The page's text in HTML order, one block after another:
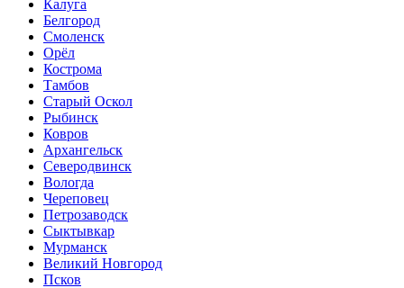
Калуга
Белгород
Смоленск
Орёл
Кострома
Тамбов
Старый Оскол
Рыбинск
Ковров
Архангельск
Северодвинск
Вологда
Череповец
Петрозаводск
Сыктывкар
Мурманск
Великий Новгород
Псков